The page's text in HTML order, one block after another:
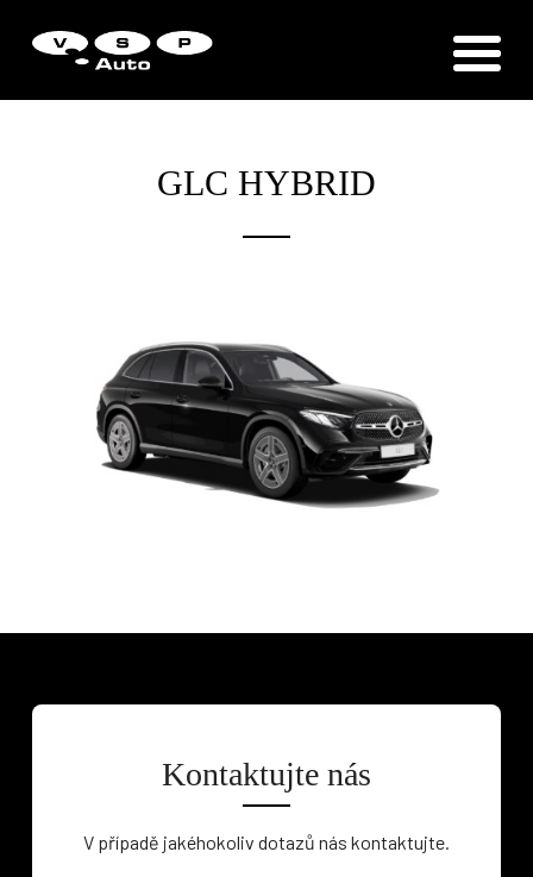
GLC HYBRID
Kontaktujte nás
V případě jakéhokoliv dotazů nás kontaktujte.
Zákaznická podpora
Vítejte u VSP Auto s.r.o.